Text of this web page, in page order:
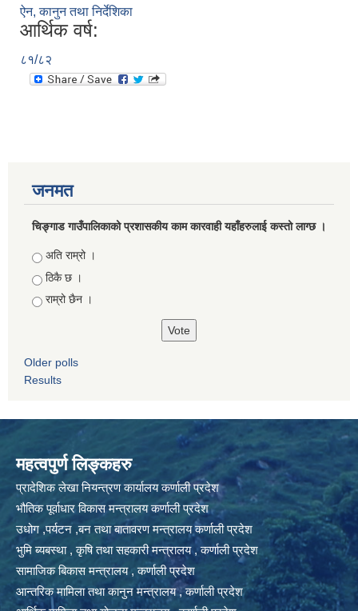
ऐन, कानुन तथा निर्देशिका
आर्थिक वर्ष:
८१/८२
जनमत
चिङ्गाड गाउँपालिकाको प्रशासकीय काम कारवाही यहाँहरुलाई कस्तो लाग्छ ।
Choices
अति राम्रो ।
ठिकै छ ।
राम्रो छैन ।
Older polls
Results
महत्वपुर्ण लिङ्कहरु
प्रादेशिक लेखा नियन्त्रण कार्यालय कर्णाली प्रदेश
भौतिक पूर्वाधार विकास मन्त्रालय कर्णाली प्रदेश
उधोग ,पर्यटन ,बन तथा बातावरण मन्त्रालय कर्णाली प्रदेश
भुमि ब्यबस्था , कृषि तथा सहकारी मन्त्रालय , कर्णाली प्रदेश
सामाजिक बिकास मन्त्रालय , कर्णाली प्रदेश
आन्तरिक मामिला तथा कानुन मन्त्रालय , कर्णाली प्रदेश